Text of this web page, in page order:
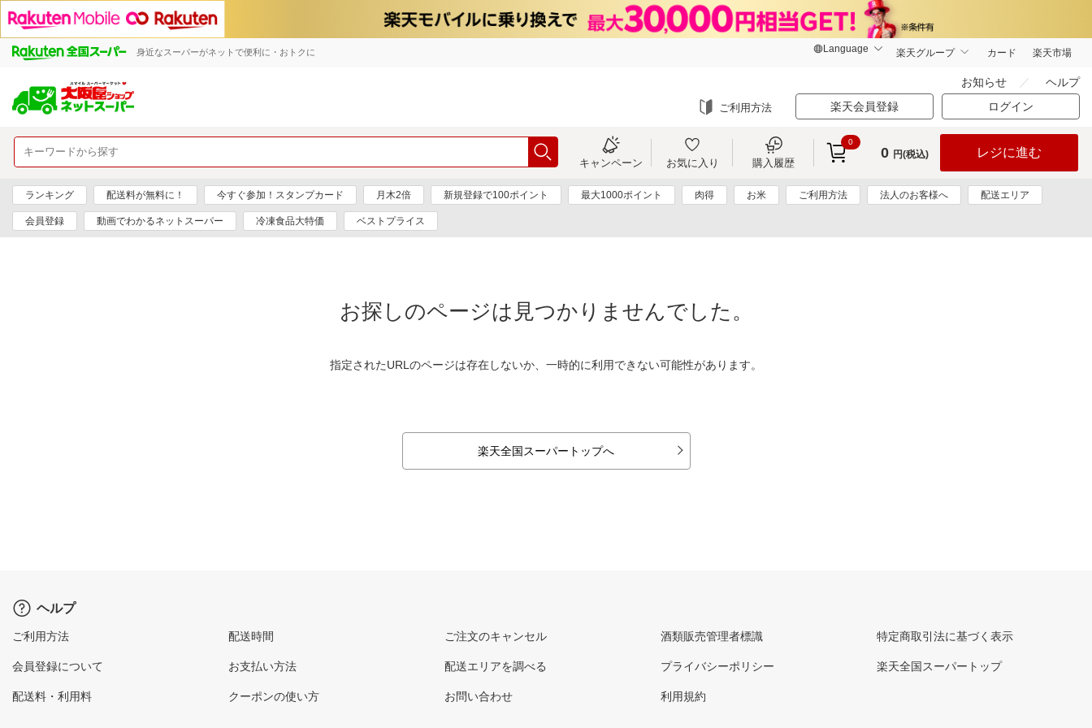
身近なスーパーがネットで便利に・おトクに 楽天グループ カード 楽天市場
お知らせ ヘルプ
ご利用方法 楽天会員登録 ログイン
キャンペーン お気に入り 購入履歴
0
0 円(税込) レジに進む
ランキング 配送料が無料に！ 今すぐ参加！スタンプカード 月木2倍 新規登録で100ポイント 最大1000ポイント 肉得 お米 ご利用方法 法人のお客様へ 配送エリア
会員登録 動画でわかるネットスーパー 冷凍食品大特価 ベストプライス
お探しのページは見つかりませんでした。
指定されたURLのページは存在しないか、一時的に利用できない可能性があります。
楽天全国スーパートップへ
ヘルプ
ご利用方法
会員登録について
配送料・利用料
配送時間
お支払い方法
クーポンの使い方
ご注文のキャンセル
配送エリアを調べる
お問い合わせ
酒類販売管理者標識
プライバシーポリシー
利用規約
特定商取引法に基づく表示
楽天全国スーパートップ